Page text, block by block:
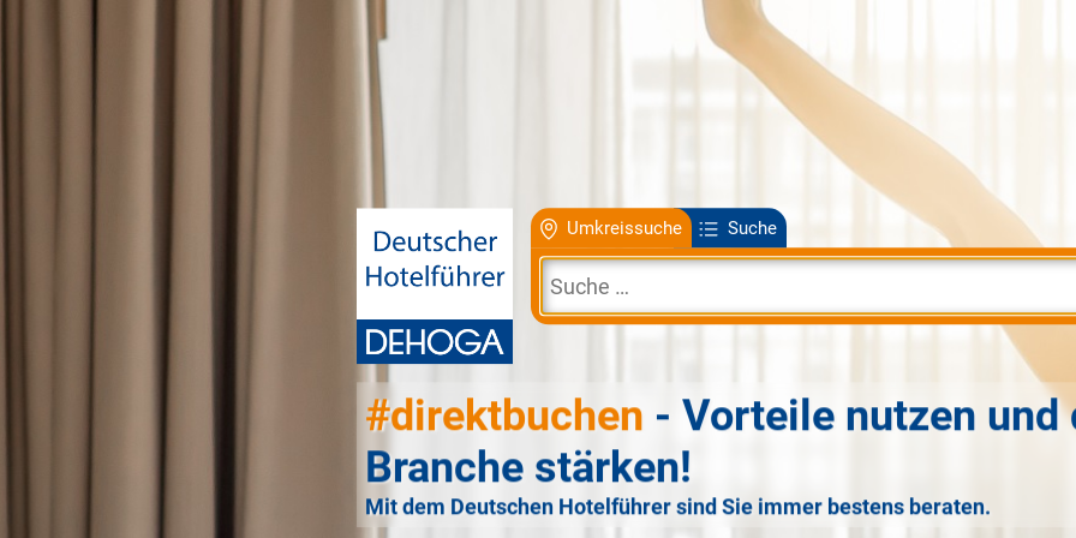
Umkreissuche Suche
#direktbuchen - Vorteile nutzen und
Branche stärken!
Mit dem Deutschen Hotelführer sind Sie immer bestens beraten.